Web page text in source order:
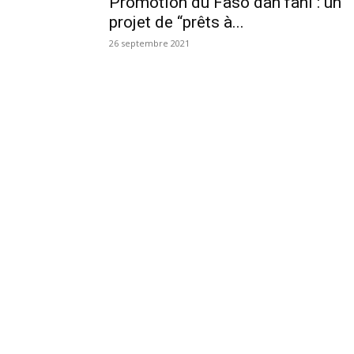
projet de “prêts à...
26 septembre 2021